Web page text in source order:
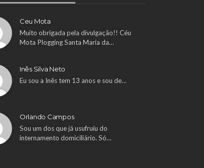
Ceu Mota
Muito obrigada pela divulgação!! Céu
Mota Plogging Santa Maria da…
Inês Silva Neto
Eu sou a Inês tem 13 anos e sou de…
Orlando Campos
Sou um dos que já usufruiu do
internamento domiciliário. Só…